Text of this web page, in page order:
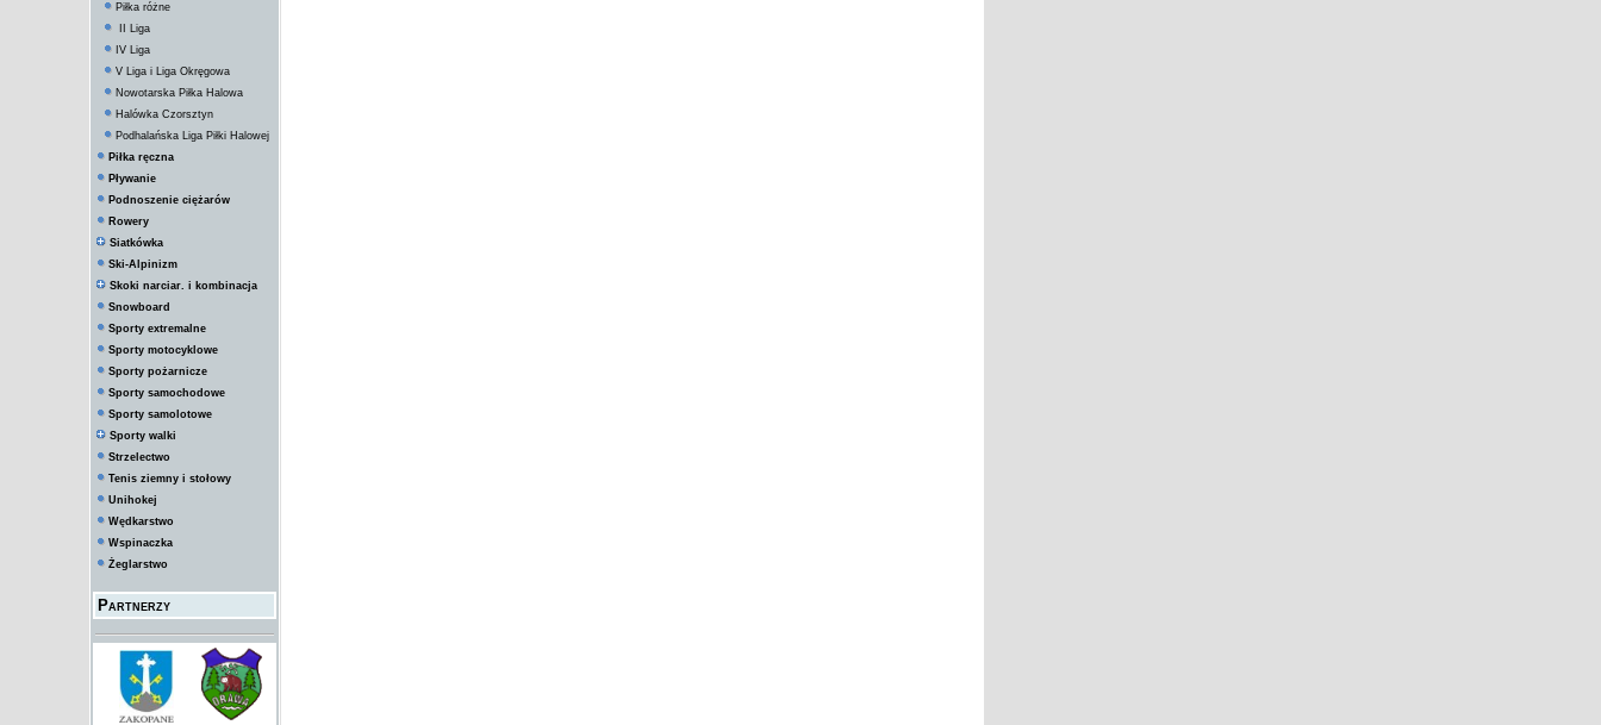
Piłka różne
II Liga
IV Liga
V Liga i Liga Okręgowa
Nowotarska Piłka Halowa
Halówka Czorsztyn
Podhalańska Liga Piłki Halowej
Piłka ręczna
Pływanie
Podnoszenie ciężarów
Rowery
Siatkówka
Ski-Alpinizm
Skoki narciar. i kombinacja
Snowboard
Sporty extremalne
Sporty motocyklowe
Sporty pożarnicze
Sporty samochodowe
Sporty samolotowe
Sporty walki
Strzelectwo
Tenis ziemny i stołowy
Unihokej
Wędkarstwo
Wspinaczka
Żeglarstwo
Partnerzy